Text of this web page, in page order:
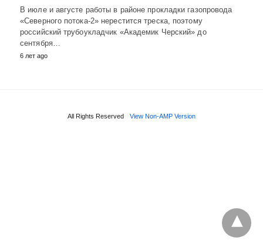
В июле и августе работы в районе прокладки газопровода
«Северного потока-2» нерестится треска, поэтому
российский трубоукладчик «Академик Черский» до
сентября…
6 лет ago
All Rights Reserved View Non-AMP Version